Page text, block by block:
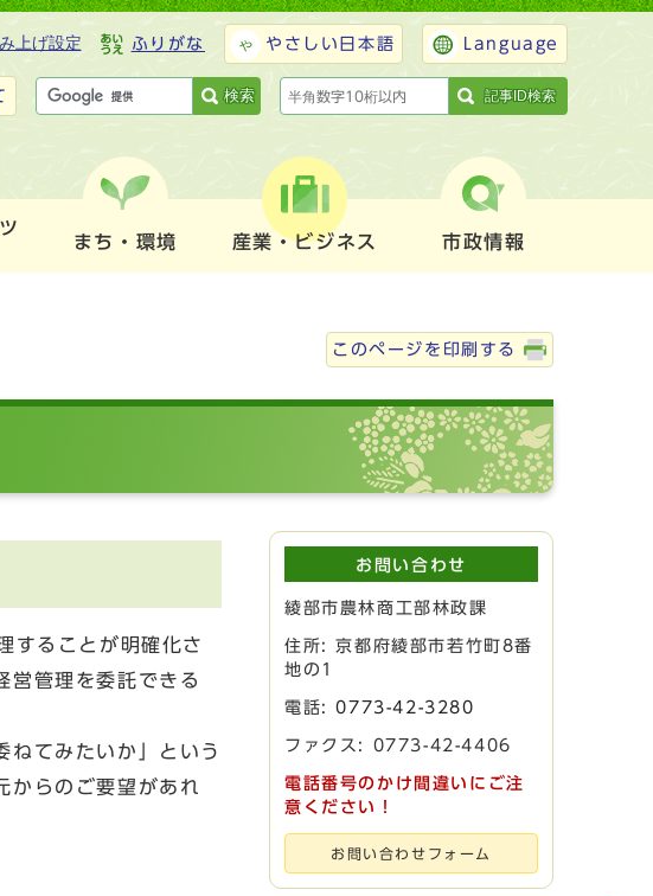
上げ設定 ふりがな やさしい日本語 Language
検索 記事ID検索
まち・環境 産業・ビジネス 市政情報
このページを印刷する
することが明確化さ
営管理を委託できる
ねてみたいか」という
からのご要望があれ
お問い合わせ
綾部市農林商工部林政課
住所: 京都府綾部市若竹町8番
地の1
電話:0773-42-3280
ファクス: 0773-42-4406
電話番号のかけ間違いにご注
意ください！
お問い合わせフォーム